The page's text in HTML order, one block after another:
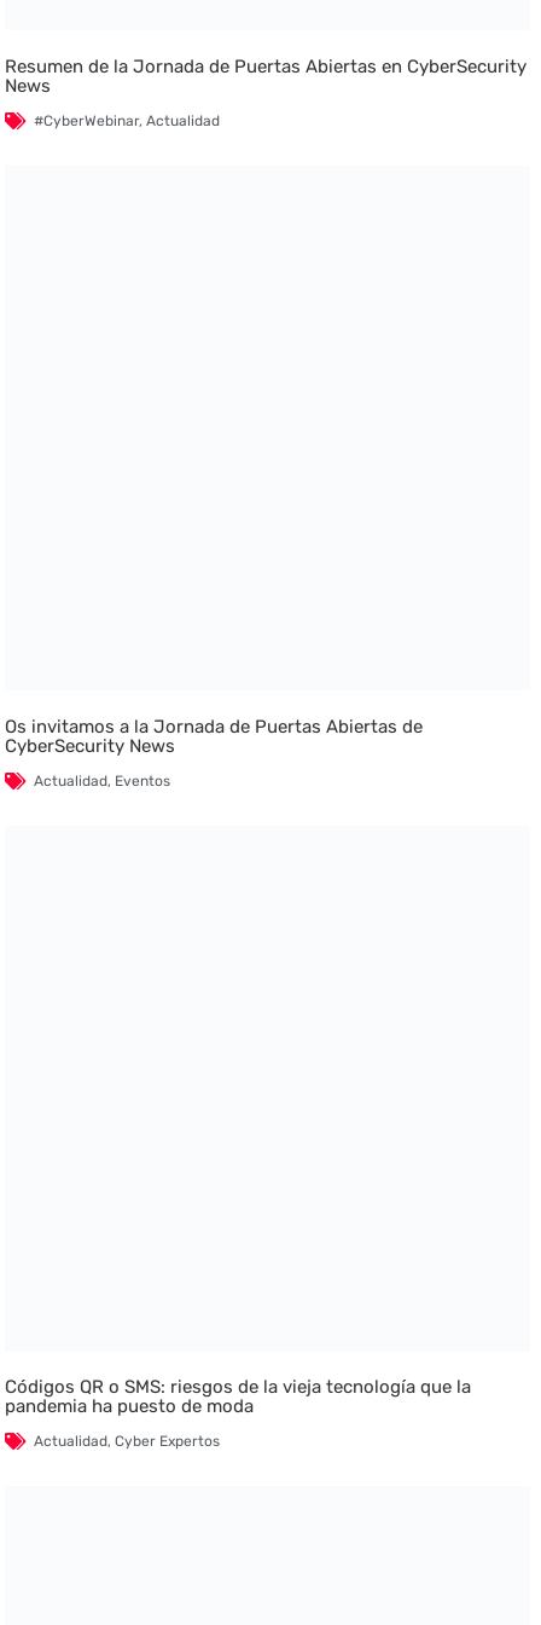
Resumen de la Jornada de Puertas Abiertas en CyberSecurity
News
#CyberWebinar,Actualidad
Os invitamos a la Jornada de Puertas Abiertas de
CyberSecurity News
Actualidad, Eventos
Códigos QR o SMS: riesgos de la vieja tecnología que la
pandemia ha puesto de moda
Actualidad,Cyber Expertos